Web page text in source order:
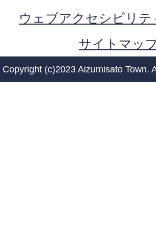
ウェブアクセシビリ
サイトマッ
Copyright (c)2023 Aizumisato Town.